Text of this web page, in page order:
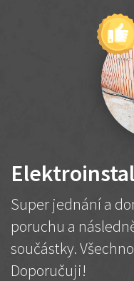
Super jednání a
poruchu a
součástky.
Doporučuji!